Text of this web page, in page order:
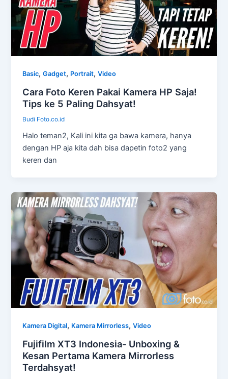
Basic,Gadget, Portrait,Video
Cara Foto Keren Pakai Kamera HP Saja!
Tips ke 5 Paling Dahsyat!
Budi Foto.co.id
Halo teman2, Kali ini kita ga bawa kamera, hanya
dengan HP aja kita dah bisa dapetin foto2 yang
keren dan
Kamera Digital, Kamera Mirrorless,Video
Fujifilm XT3 Indonesia- Unboxing &
Kesan Pertama Kamera Mirrorless
Terdahsyat!